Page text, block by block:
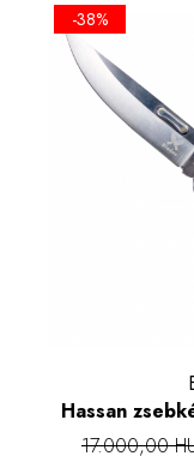
-38%
Hassan
túrázás,
17.000,00